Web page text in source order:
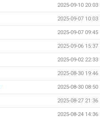
2025-09-10 20:03
2025-09-07 10:03
2025-09-07 09:45
2025-09-06 15:37
2025-09-02 22:33
2025-08-30 19:46
2025-08-30 08:50
2025-08-27 21:36
2025-08-24 14:36